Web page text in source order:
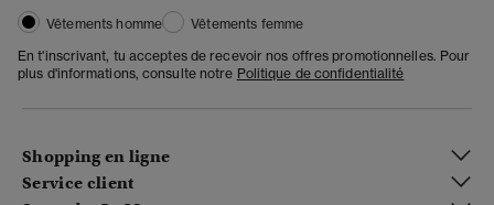
Vêtements homme
Vêtements femme
En t'inscrivant, tu acceptes de recevoir nos offres promotionnelles. Pour
plus d'informations, consulte notre Politique de confidentialité
Shopping en ligne
Service client